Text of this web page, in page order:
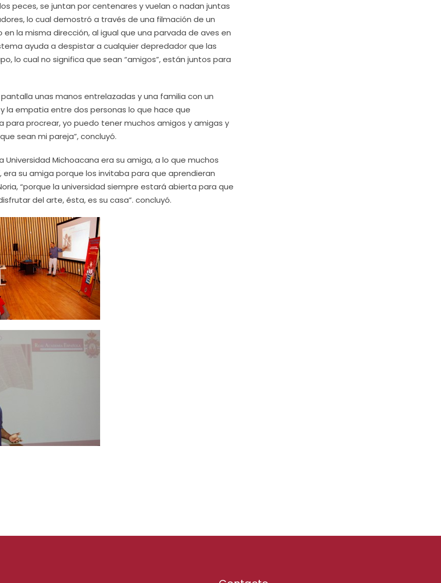
peces, se juntan por centenares y vuelan o nadan juntas
lo cual demostró a través de una filmación de un
la misma dirección, al igual que una parvada de aves en
ayuda a despistar a cualquier depredador que las
lo cual no significa que sean “amigos”, están juntos para
unas manos entrelazadas y una familia con un
la empatia entre dos personas lo que hace que
procrear, yo puedo tener muchos amigos y amigas y
sean mi pareja”, concluyó.
Michoacana era su amiga, a lo que muchos
su amiga porque los invitaba para que aprendieran
“porque la universidad siempre estará abierta para que
del arte, ésta, es su casa”. concluyó.